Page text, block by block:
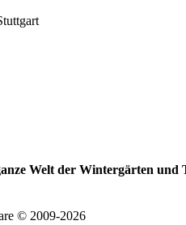
Welt der Wintergärten und
© 2009-2026